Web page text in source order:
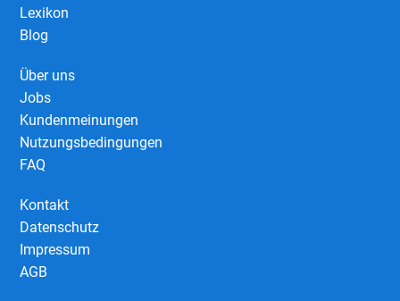
Lexikon
Blog
Über uns
Jobs
Kundenmeinungen
Nutzungsbedingungen
FAQ
Kontakt
Datenschutz
Impressum
AGB